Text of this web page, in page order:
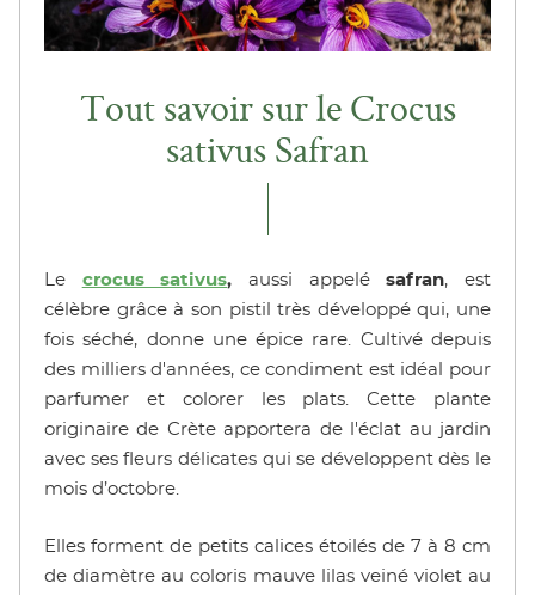
Tout savoir sur le Crocus
sativus Safran
Le crocus sativus, aussi appelésafran, est
célèbre grâce à son pistil très développé qui, une
fois séché, donne une épice rare. Cultivé depuis
des milliers d'années, ce condiment est idéal pour
parfumer et colorer les plats. Cette plante
originaire de Crète apportera de l'éclat au jardin
avec ses fleurs délicates qui se développent dès le
mois d’octobre.
Elles forment de petits calices étoilés de 7 à 8 cm
de diamètre au coloris mauve lilas veiné violet au